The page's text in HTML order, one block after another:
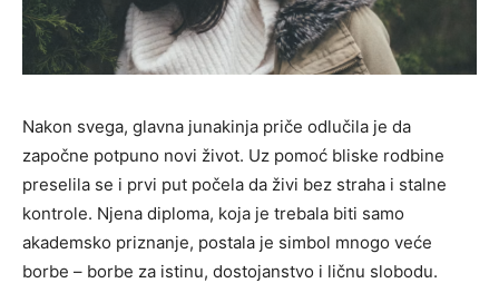
Nakon svega, glavna junakinja priče odlučila je da
započne potpuno novi život. Uz pomoć bliske rodbine
preselila se i prvi put počela da živi bez straha i stalne
kontrole. Njena diploma, koja je trebala biti samo
akademsko priznanje, postala je simbol mnogo veće
borbe – borbe za istinu, dostojanstvo i ličnu slobodu.